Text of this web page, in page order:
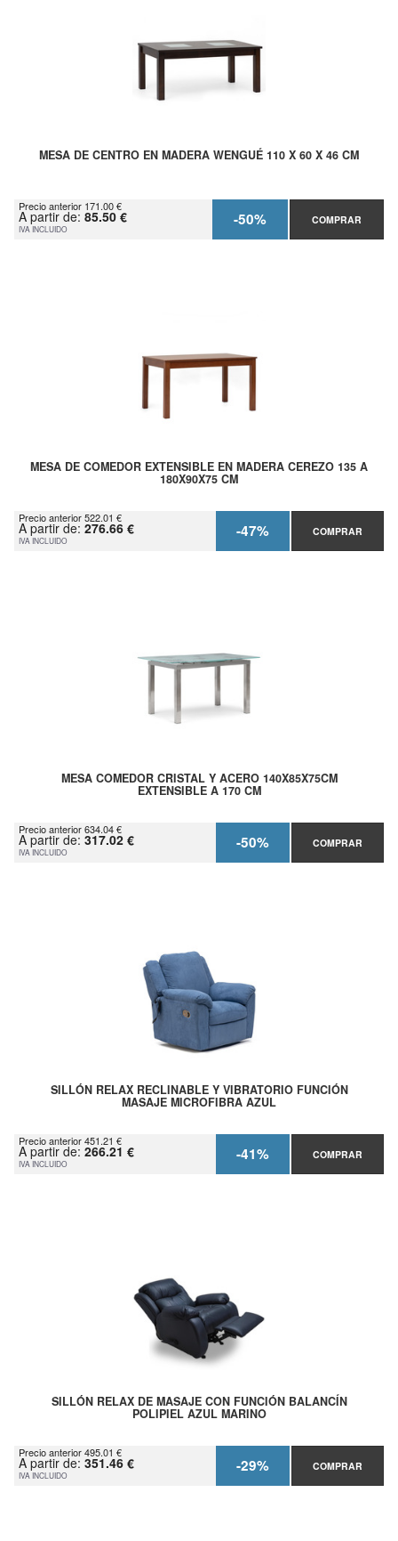
MESA DE CENTRO EN MADERA WENGUÉ 110 X 60 X 46 CM
Precio anterior 171.00 €
A partir de: 85.50 €
IVA INCLUIDO -50% COMPRAR
MESA DE COMEDOR EXTENSIBLE EN MADERA CEREZO 135 A
180X90X75 CM
Precio anterior 522.01 €
A partir de: 276.66 €
IVA INCLUIDO -47% COMPRAR
MESA COMEDOR CRISTAL Y ACERO 140X85X75CM
EXTENSIBLE A 170 CM
Precio anterior 634.04 €
A partir de: 317.02 €
IVA INCLUIDO -50% COMPRAR
SILLÓN RELAX RECLINABLE Y VIBRATORIO FUNCIÓN
MASAJE MICROFIBRA AZUL
Precio anterior 451.21 €
A partir de: 266.21 €
IVA INCLUIDO -41% COMPRAR
SILLÓN RELAX DE MASAJE CON FUNCIÓN BALANCÍN
POLIPIEL AZUL MARINO
Precio anterior 495.01 €
A partir de: 351.46 €
IVA INCLUIDO -29% COMPRAR